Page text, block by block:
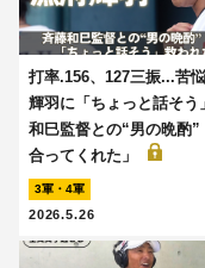
打率.156、127三振...苦
輝羽に「ちょっと話そう
和巳監督との“男の晩酌”
合ってくれた」
3軍・4軍
2026.5.26